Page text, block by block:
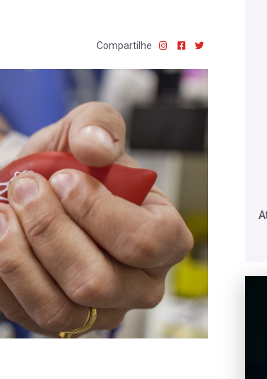
Compartilhe